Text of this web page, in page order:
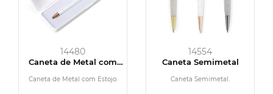
14480
Caneta de Metal com
Caneta de Metal com Estojo.
14554
Caneta Semimetal
Caneta Semimetal.